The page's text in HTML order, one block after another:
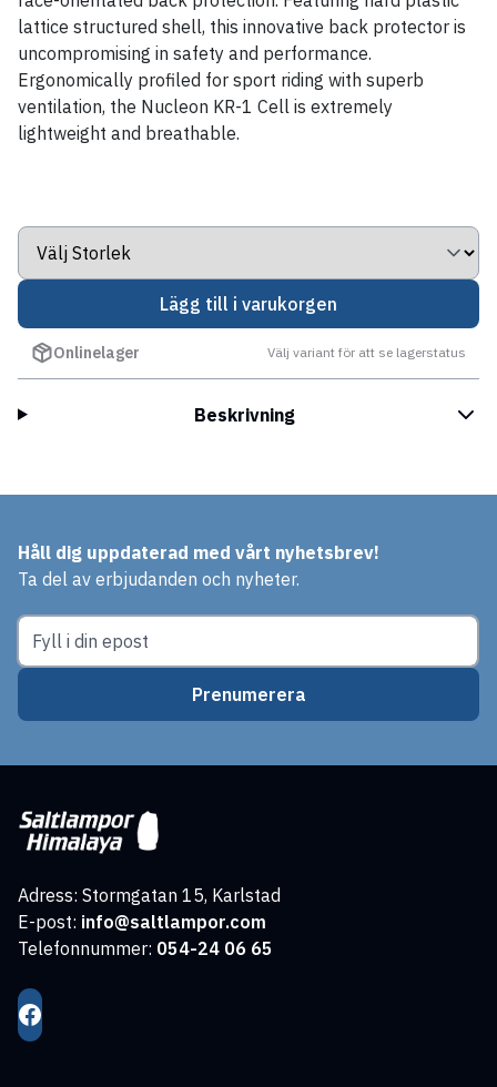
lattice structured shell, this innovative back protector is
uncompromising in safety and performance.
Ergonomically profiled for sport riding with superb
ventilation, the Nucleon KR-1 Cell is extremely
lightweight and breathable.
Lägg till i varukorgen
Onlinelager Välj variant för att se lagerstatus
Beskrivning
Håll dig uppdaterad med vårt nyhetsbrev!
Ta del av erbjudanden och nyheter.
Prenumerera
Adress: Stormgatan 15, Karlstad
E-post: info@saltlampor.com
Telefonnummer: 054-24 06 65